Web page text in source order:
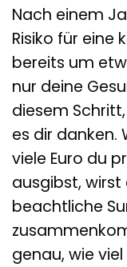
Nach einem
Risiko für eine
bereits um
nur deine
diesem
es dir danken.
viele Euro du
ausgibst,
beachtliche
genau, wie